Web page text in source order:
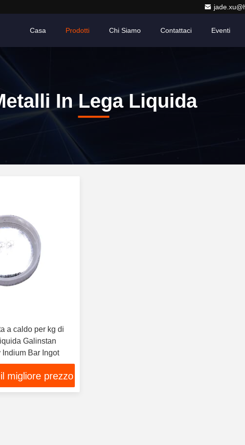
Casa Prodotti Chi Siamo Contattaci Eventi
In Lega Liquida
a caldo per kg di
Galinstan
Indium Bar Ingot
migliore prezzo